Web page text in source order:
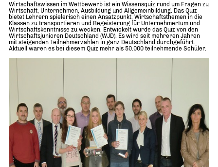
Wirtschaftswissen im Wettbewerb ist ein Wissensquiz rund um Fragen zu
Wirtschaft, Unternehmen, Ausbildung und Allgemeinbildung. Das Quiz
bietet Lehrern spielerisch einen Ansatzpunkt, Wirtschaftsthemen in die
Klassen zu transportieren und Begeisterung für Unternehmertum und
Wirtschaftskenntnisse zu wecken. Entwickelt wurde das Quiz von den
Wirtschaftsjunioren Deutschland (WJD). Es wird seit mehreren Jahren
mit steigenden Teilnehmerzahlen in ganz Deutschland durchgeführt.
Aktuell waren es bei diesem Quiz mehr als 50.000 teilnehmende Schüler.